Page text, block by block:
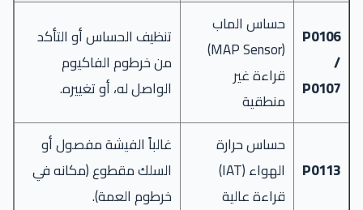
P0106
/
P0107
حساس الماب
(MAP Sensor)
قراءة غير
منطقية
تنظيف الحساس أو التأكد
من خرطوم الفاكيوم
الواصل له، أو تغييره.
P0113
حساس حرارة
الهواء (IAT)
قراءة عالية
غالباً الفيشة مفصول أو
السلك مقطوع (مكانه في
خرطوم العمة).